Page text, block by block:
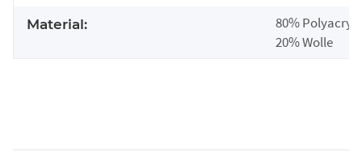
Material:
80% Polyacryl |
20% Wolle